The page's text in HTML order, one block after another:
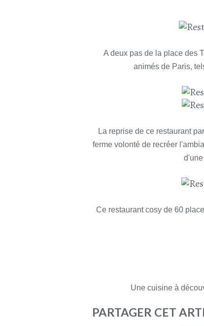
A deux pas de la place des
animés de Paris,
La reprise de ce restaurant
ferme volonté de recréer
Ce restaurant cosy de 60
Une cuisine à
PARTAGER CET